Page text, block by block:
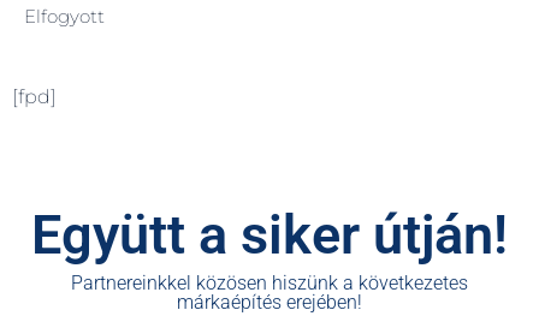
Elfogyott
[fpd]
Együtt a siker útján!
Partnereinkkel közösen hiszünk a következetes
márkaépítés erejében!